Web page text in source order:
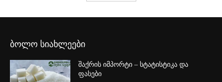
ბოლო სიახლეები
შაქრის იმპორტი – სტატისტიკა და
ფასები